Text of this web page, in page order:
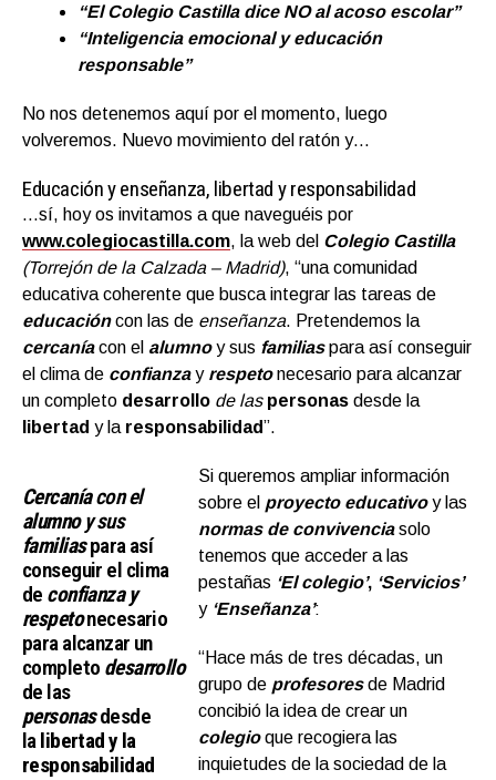
“El Colegio Castilla dice NO al acoso escolar”
“Inteligencia emocional y educación
responsable”
No nos detenemos aquí por el momento, luego
volveremos. Nuevo movimiento del ratón y…
Educación y enseñanza, libertad y responsabilidad
…sí, hoy os invitamos a que naveguéis por
www.colegiocastilla.com, la web del Colegio Castilla
(Torrejón de la Calzada – Madrid), “una comunidad
educativa coherente que busca integrar las tareas de
educacióncon las de enseñanza. Pretendemos la
cercaníacon el alumnoy sus familiaspara así conseguir
el clima de confianzayrespetonecesario para alcanzar
un completo desarrollo de laspersonas desde la
libertad y laresponsabilidad”.
Cercaníacon el
alumnoy sus
familiaspara así
conseguir el clima
de confianza y
respetonecesario
para alcanzar un
completo desarrollo
de las
personasdesde
lalibertad y la
responsabilidad
Si queremos ampliar información
sobre el proyecto educativoy las
normas de convivenciasolo
tenemos que acceder a las
pestañas ‘El colegio’, ‘Servicios’
y ‘Enseñanza’:
“Hace más de tres décadas, un
grupo de profesoresde Madrid
concibió la idea de crear un
colegioque recogiera las
inquietudes de la sociedad de la